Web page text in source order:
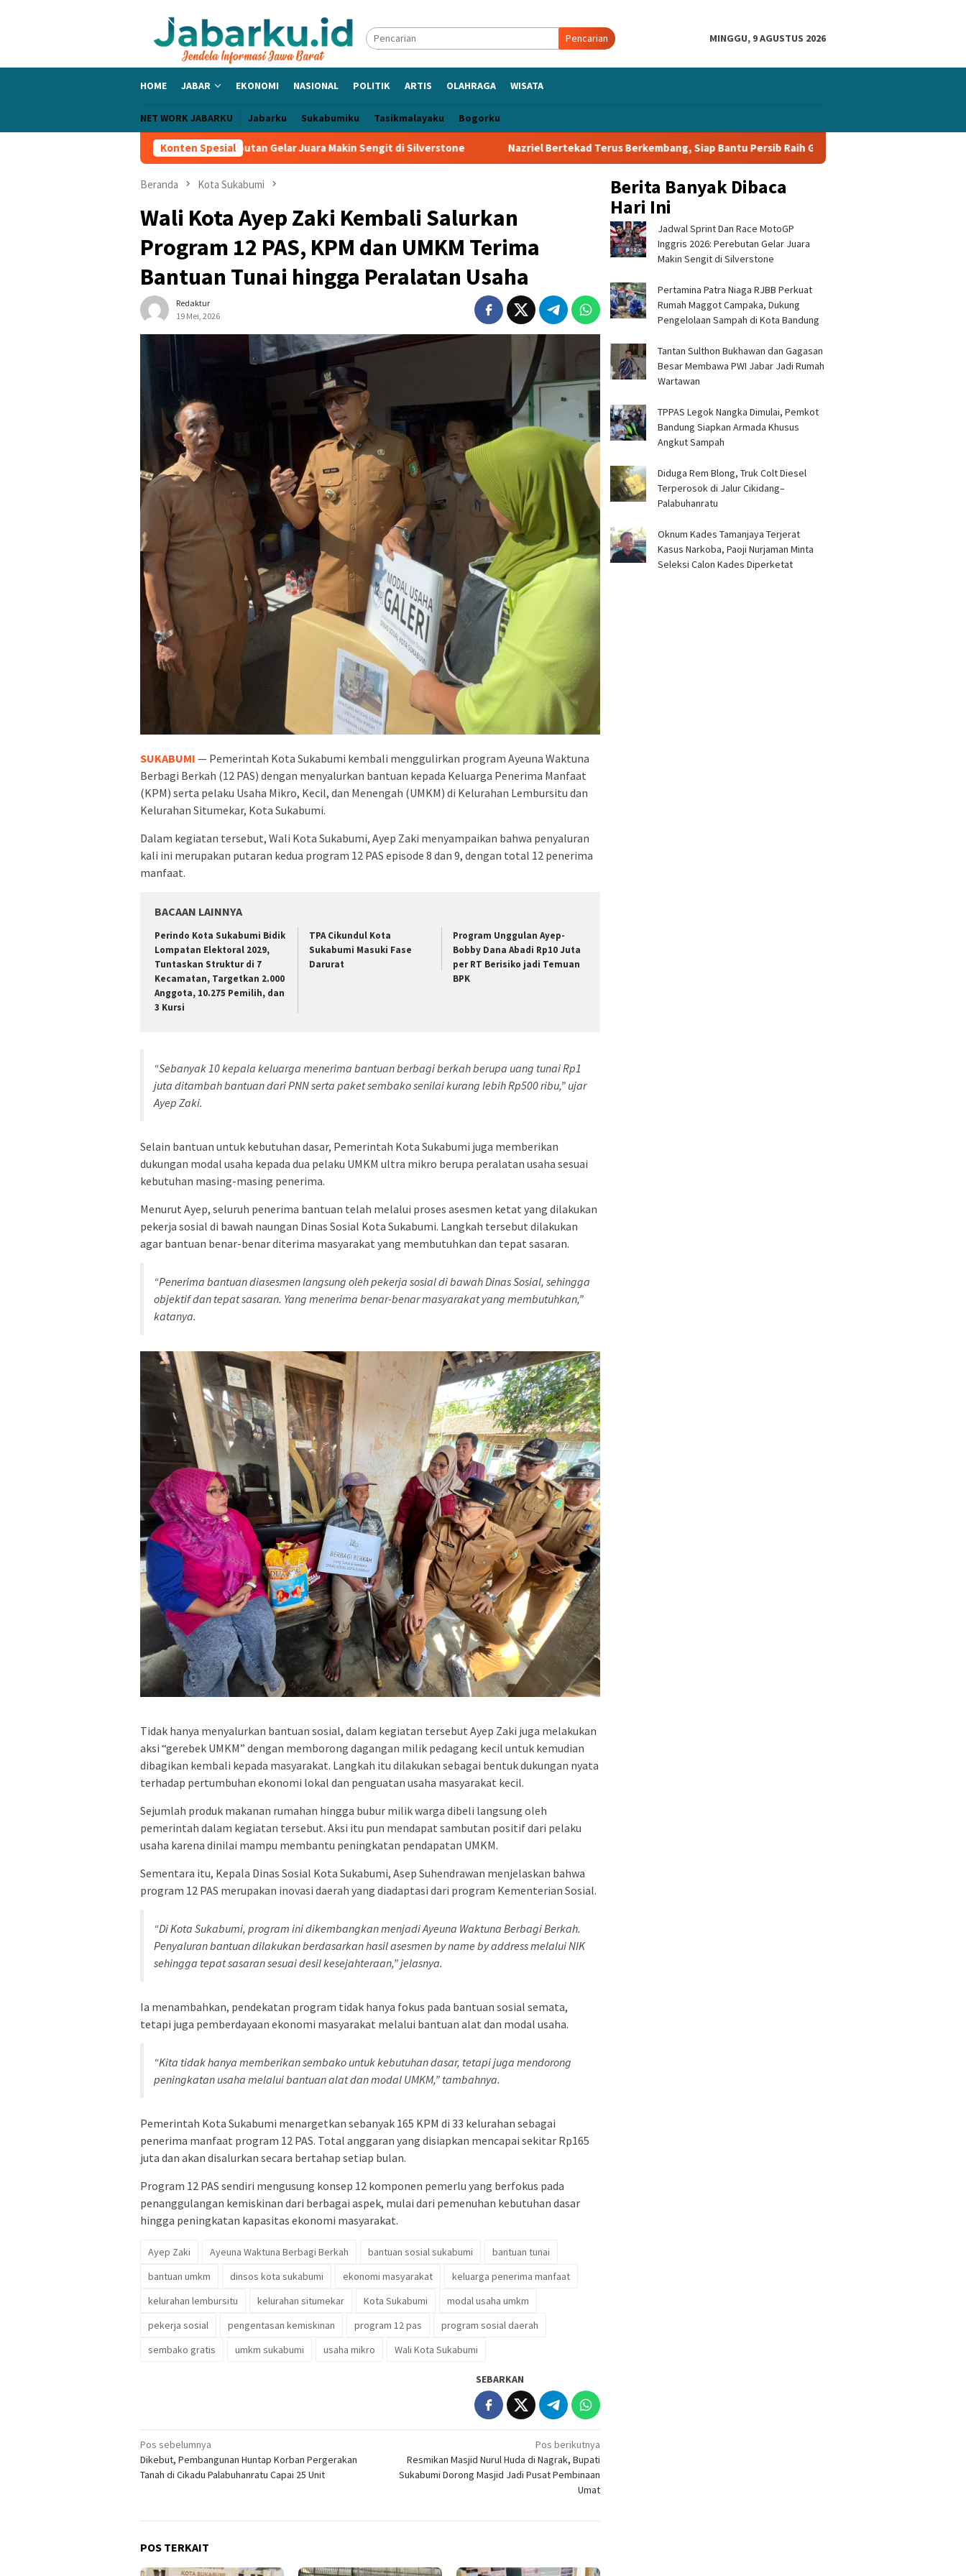
Pencarian MINGGU, 9 AGUSTUS 2026
HOME JABAR EKONOMI NASIONAL POLITIK ARTIS OLAHRAGA WISATA
NET WORK JABARKU Jabarku Sukabumiku Tasikmalayaku Bogorku
Konten Spesial
Inggris 2026: Perebutan Gelar Juara Makin Sengit di Silverstone Nazriel Bertekad Terus Berkembang, Siap Bantu Persib Raih Gelar Piala Presiden 2026
Beranda Kota Sukabumi
Wali Kota Ayep Zaki Kembali Salurkan
Program 12 PAS, KPM dan UMKM Terima
Bantuan Tunai hingga Peralatan Usaha
Redaktur
19 Mei, 2026
SUKABUMI — Pemerintah Kota Sukabumi kembali menggulirkan program Ayeuna Waktuna
Berbagi Berkah (12 PAS) dengan menyalurkan bantuan kepada Keluarga Penerima Manfaat
(KPM) serta pelaku Usaha Mikro, Kecil, dan Menengah (UMKM) di Kelurahan Lembursitu dan
Kelurahan Situmekar, Kota Sukabumi.
Dalam kegiatan tersebut, Wali Kota Sukabumi, Ayep Zaki menyampaikan bahwa penyaluran
kali ini merupakan putaran kedua program 12 PAS episode 8 dan 9, dengan total 12 penerima
manfaat.
BACAAN LAINNYA
Perindo Kota Sukabumi Bidik
Lompatan Elektoral 2029,
Tuntaskan Struktur di 7
Kecamatan, Targetkan 2.000
Anggota, 10.275 Pemilih, dan
3 Kursi
TPA Cikundul Kota
Sukabumi Masuki Fase
Darurat
Program Unggulan Ayep-
Bobby Dana Abadi Rp10 Juta
per RT Berisiko jadi Temuan
BPK
“Sebanyak 10 kepala keluarga menerima bantuan berbagi berkah berupa uang tunai Rp1
juta ditambah bantuan dari PNN serta paket sembako senilai kurang lebih Rp500 ribu,” ujar
Ayep Zaki.
Selain bantuan untuk kebutuhan dasar, Pemerintah Kota Sukabumi juga memberikan
dukungan modal usaha kepada dua pelaku UMKM ultra mikro berupa peralatan usaha sesuai
kebutuhan masing-masing penerima.
Menurut Ayep, seluruh penerima bantuan telah melalui proses asesmen ketat yang dilakukan
pekerja sosial di bawah naungan Dinas Sosial Kota Sukabumi. Langkah tersebut dilakukan
agar bantuan benar-benar diterima masyarakat yang membutuhkan dan tepat sasaran.
“Penerima bantuan diasesmen langsung oleh pekerja sosial di bawah Dinas Sosial, sehingga
objektif dan tepat sasaran. Yang menerima benar-benar masyarakat yang membutuhkan,”
katanya.
Tidak hanya menyalurkan bantuan sosial, dalam kegiatan tersebut Ayep Zaki juga melakukan
aksi “gerebek UMKM” dengan memborong dagangan milik pedagang kecil untuk kemudian
dibagikan kembali kepada masyarakat. Langkah itu dilakukan sebagai bentuk dukungan nyata
terhadap pertumbuhan ekonomi lokal dan penguatan usaha masyarakat kecil.
Sejumlah produk makanan rumahan hingga bubur milik warga dibeli langsung oleh
pemerintah dalam kegiatan tersebut. Aksi itu pun mendapat sambutan positif dari pelaku
usaha karena dinilai mampu membantu peningkatan pendapatan UMKM.
Sementara itu, Kepala Dinas Sosial Kota Sukabumi, Asep Suhendrawan menjelaskan bahwa
program 12 PAS merupakan inovasi daerah yang diadaptasi dari program Kementerian Sosial.
“Di Kota Sukabumi, program ini dikembangkan menjadi Ayeuna Waktuna Berbagi Berkah.
Penyaluran bantuan dilakukan berdasarkan hasil asesmen by name by address melalui NIK
sehingga tepat sasaran sesuai desil kesejahteraan,” jelasnya.
Ia menambahkan, pendekatan program tidak hanya fokus pada bantuan sosial semata,
tetapi juga pemberdayaan ekonomi masyarakat melalui bantuan alat dan modal usaha.
“Kita tidak hanya memberikan sembako untuk kebutuhan dasar, tetapi juga mendorong
peningkatan usaha melalui bantuan alat dan modal UMKM,” tambahnya.
Pemerintah Kota Sukabumi menargetkan sebanyak 165 KPM di 33 kelurahan sebagai
penerima manfaat program 12 PAS. Total anggaran yang disiapkan mencapai sekitar Rp165
juta dan akan disalurkan secara bertahap setiap bulan.
Program 12 PAS sendiri mengusung konsep 12 komponen pemerlu yang berfokus pada
penanggulangan kemiskinan dari berbagai aspek, mulai dari pemenuhan kebutuhan dasar
hingga peningkatan kapasitas ekonomi masyarakat.
Ayep Zaki Ayeuna Waktuna Berbagi Berkah bantuan sosial sukabumi
bantuan tunai
bantuan umkm
dinsos kota sukabumi ekonomi masyarakat
keluarga penerima manfaat
kelurahan lembursitu
kelurahan situmekar Kota Sukabumi
modal usaha umkm
pekerja sosial
pengentasan kemiskinan program 12 pas
program sosial daerah
sembako gratis
umkm sukabumi usaha mikro Wali Kota Sukabumi
SEBARKAN
Navigasi
pos
Pos sebelumnya
Dikebut, Pembangunan Huntap Korban Pergerakan
Tanah di Cikadu Palabuhanratu Capai 25 Unit
Pos berikutnya
Resmikan Masjid Nurul Huda di Nagrak, Bupati
Sukabumi Dorong Masjid Jadi Pusat Pembinaan
Umat
POS TERKAIT
Berita Banyak Dibaca
Hari Ini
Jadwal Sprint Dan Race MotoGP
Inggris 2026: Perebutan Gelar Juara
Makin Sengit di Silverstone
Pertamina Patra Niaga RJBB Perkuat
Rumah Maggot Campaka, Dukung
Pengelolaan Sampah di Kota Bandung
Tantan Sulthon Bukhawan dan Gagasan
Besar Membawa PWI Jabar Jadi Rumah
Wartawan
TPPAS Legok Nangka Dimulai, Pemkot
Bandung Siapkan Armada Khusus
Angkut Sampah
Diduga Rem Blong, Truk Colt Diesel
Terperosok di Jalur Cikidang–
Palabuhanratu
Oknum Kades Tamanjaya Terjerat
Kasus Narkoba, Paoji Nurjaman Minta
Seleksi Calon Kades Diperketat